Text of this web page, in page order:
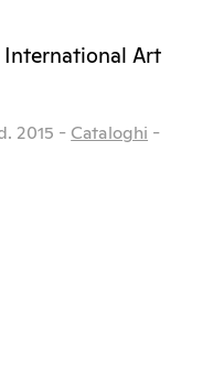
International Art
2015 - Cataloghi -